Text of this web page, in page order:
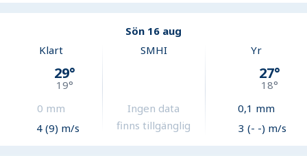
Sön 16 aug
Klart
29°
19°
0 mm
4 (9) m/s
SMHI
Ingen data
finns tillgänglig
Yr
27°
18°
0,1 mm
3 (- -) m/s